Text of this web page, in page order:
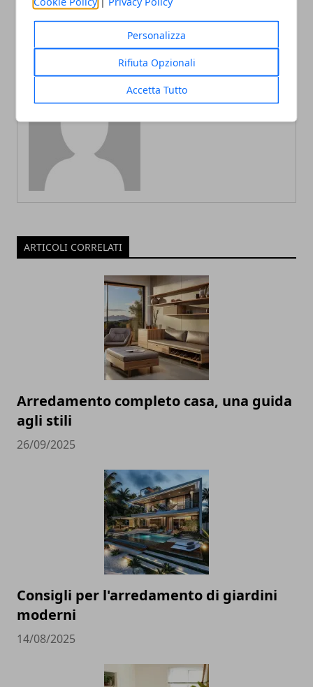
Personalizza
Rifiuta Opzionali
Accetta Tutto
"normale"
ARTICOLI CORRELATI
Arredamento completo casa, una guida
agli stili
26/09/2025
Consigli per l'arredamento di giardini
moderni
14/08/2025